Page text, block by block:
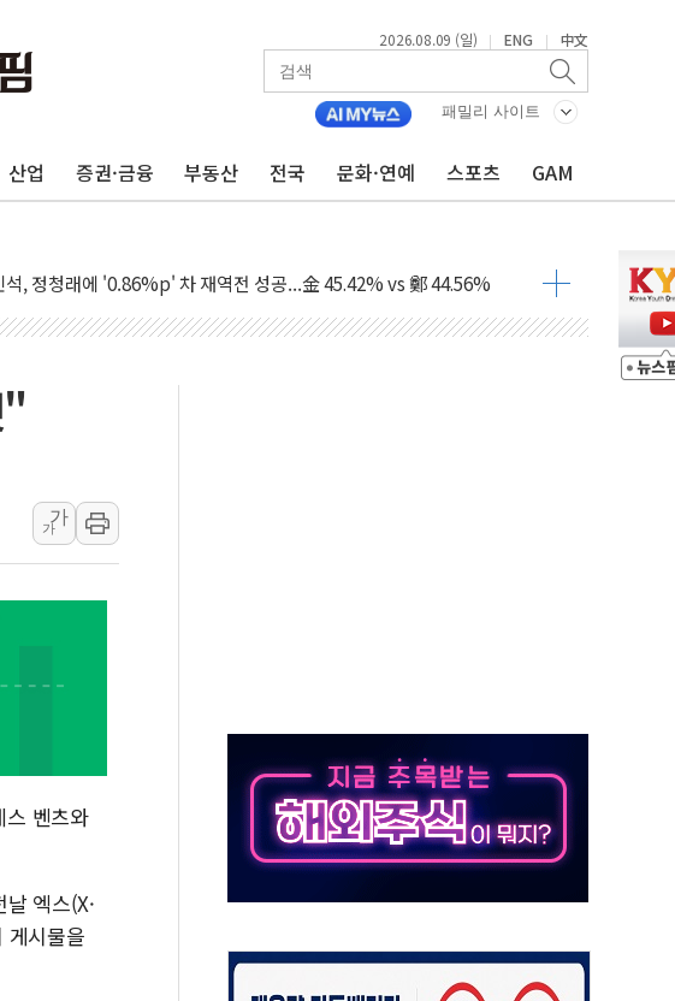
2026.08.09 (일) | ENG | 中文
패밀리 사이트
산업 증권·금융 부동산 전국 문화·연예 스포츠 GAM
예산 40억 긴급 투입…고수온 양식장 복구·지원 '총력'
설회 나선 송영길·정청래·김민석 당대표 후보
차 제주·인천 경선서 정청래에 승리...47.75% vs 42.08%
제주·인천 경선 결과 발표...김민석 47.75% 정청래 42.08%
주요 금융일정(8.10~8.14)
하다 참변…60대 환경미화원 수거차에 치여 사망
주택가서 흉기 난동…60대 남성 2명 숨져
도 인근 해상서 모터보트 전복…1명 사망·1명 실종
부' 피해자 기림의 날 참석..."국제적 시민 연대로 목소리 내야"
갯벌서 해루질 중 실종 60대 나흘만에 숨진 채 발견
툼 중 어머니 흉기 살해 10대 아들 체포
김민석에 '뻔뻔' 받아친 정청래…제주 연설서 신경전 고조
"
가
가
스 벤츠와
엑스(X·
게시물을